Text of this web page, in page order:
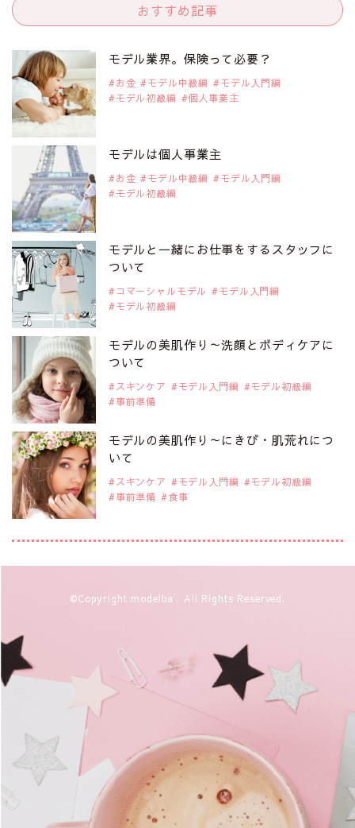
2019年9月29日
是非ご覧ください。
注目モデル 水原佑果さん
2019年9月29日
是非ご覧ください。
注目モデル CHIHARUさん
2019年9月29日
注目モデルを1名追加いたしました。
是非ご覧ください。
注目モデル 藤井サチさん
2019年9月29日
注目モデルを1名追加いたしました。
是非ご覧ください。
大注目のモデル10人
2019年9月29日
注目モデルを1名追加いたしました。
是非ご覧ください。
注目のアジア系モデル
2019年9月29日
注目モデルを1名追加いたしました。
2019年9月29日
注目モデル イーランさん
おすすめ記事
モデル業界。保険って必要？
お金 モデル中級編
モデル入門編
モデル初級編
個人事業主
モデルは個人事業主
お金 モデル中級編
モデル入門編
モデル初級編
モデルと一緒にお仕事をするスタッフに
ついて
コマーシャルモデル
モデル入門編
モデル初級編
モデルの美肌作り～洗顔とボディケアに
ついて
スキンケア モデル入門編
モデル初級編
事前準備
モデルの美肌作り～にきび・肌荒れにつ
いて
スキンケア モデル入門編
モデル初級編
事前準備
食事
©Copyright modelba . All Rights Reserved.